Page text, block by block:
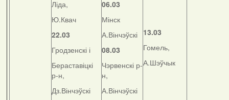
Ліда,
Ю.Квач
22.03
Гродзенскі і
Бераставіцкі
р-н,
Дз.Вінчэўскі
06.03
Мінск
А.Вінчэўскі
08.03
Чэрвенскі р-
н,
А.Вінчэўскі
13.03
Гомель,
А.Шэўчык